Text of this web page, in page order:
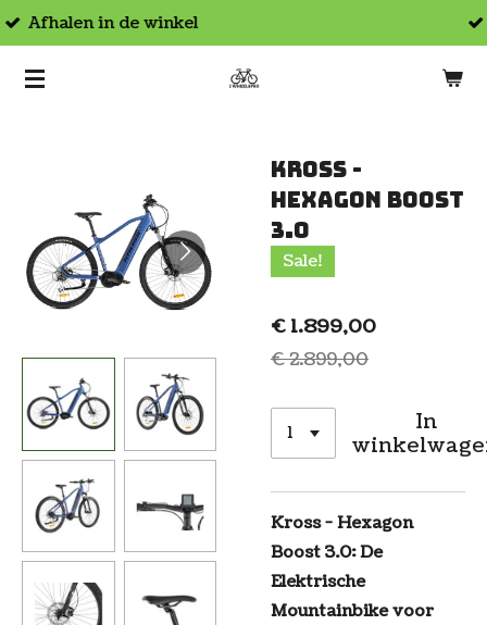
Ga
naar
Hoogwaardige producten
Kross -
Hexagon Boost
3.0
Sale!
€ 1.899,00
€ 2.899,00
In
Kross - Hexagon
Boost 3.0: De
Elektrische
Mountainbike voor